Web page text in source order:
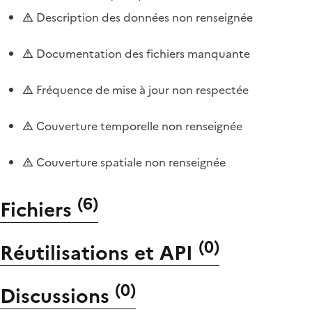
Description des données non renseignée
Documentation des fichiers manquante
Fréquence de mise à jour non respectée
Couverture temporelle non renseignée
Couverture spatiale non renseignée
Fichiers (6)
Réutilisations et API (0)
Discussions (0)